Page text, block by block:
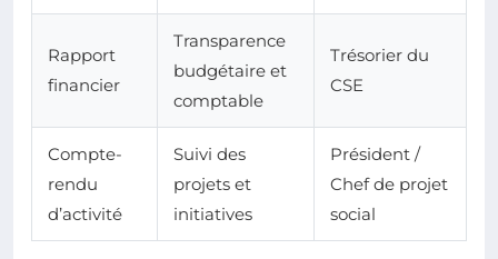
Rapport
financier
Transparence
budgétaire et
comptable
Trésorier du
CSE
Compte-
rendu
d’activité
Suivi des
projets et
initiatives
Président /
Chef de projet
social